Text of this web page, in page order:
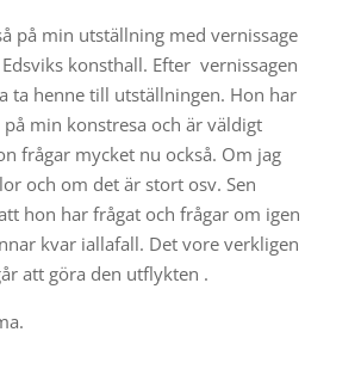
på min utställning med vernissage
konsthall. Efter vernissagen
ta henne till utställningen. Hon har
min konstresa och är väldigt
frågar mycket nu också. Om jag
och om det är stort osv. Sen
hon har frågat och frågar om igen
kvar iallafall. Det vore verkligen
att göra den utflykten .